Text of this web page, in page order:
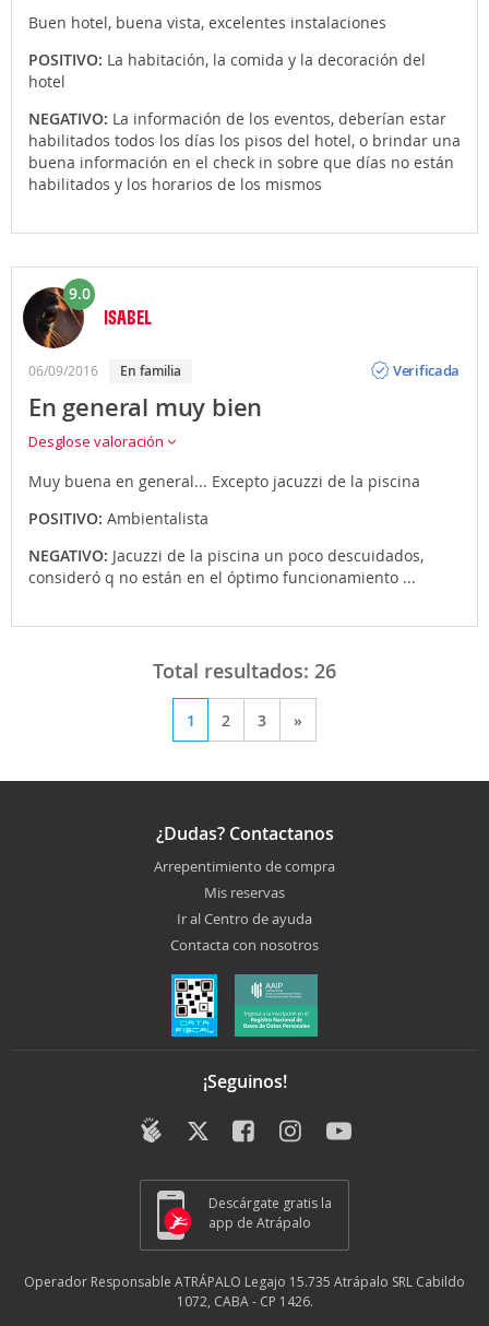
Buen hotel, buena vista, excelentes instalaciones
POSITIVO: La habitación, la comida y la decoración del
hotel
NEGATIVO: La información de los eventos, deberían estar
habilitados todos los días los pisos del hotel, o brindar una
buena información en el check in sobre que días no están
habilitados y los horarios de los mismos
9.0
ISABEL
06/09/2016 En familia
Verificada
En general muy bien
Desglose valoración
Muy buena en general... Excepto jacuzzi de la piscina
POSITIVO: Ambientalista
NEGATIVO: Jacuzzi de la piscina un poco descuidados,
consideró q no están en el óptimo funcionamiento ...
Total resultados: 26
1 2 3 »
¿Dudas? Contactanos
Arrepentimiento de compra
Mis reservas
Ir al Centro de ayuda
Contacta con nosotros
¡Seguinos!
Descárgate gratis la
app de Atrápalo
Operador Responsable ATRÁPALO Legajo 15.735 Atrápalo SRL Cabildo
1072, CABA - CP 1426.